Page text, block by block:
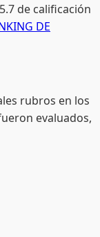
de calificación
DE
rubros en los
evaluados,